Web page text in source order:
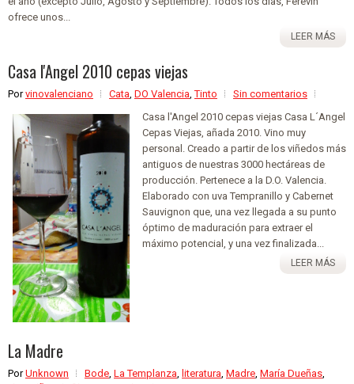
ofrece unos...
LEER MÁS
Casa l'Angel 2010 cepas viejas
Porvinovalenciano Cata, DO Valencia,Tinto
Sin comentarios
Casa l'Angel 2010 cepas viejas Casa L´Angel
Cepas Viejas, añada 2010. Vino muy
personal. Creado a partir de los viñedos más
antiguos de nuestras 3000 hectáreas de
producción. Pertenece a la D.O. Valencia.
Elaborado con uva Tempranillo y Cabernet
Sauvignon que, una vez llegada a su punto
óptimo de maduración para extraer el
máximo potencial, y una vez finalizada...
LEER MÁS
La Madre
PorUnknown Bode, La Templanza, literatura, Madre, María Dueñas,